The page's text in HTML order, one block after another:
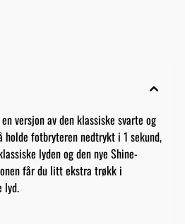
versjon av den klassiske svarte og
holde fotbryteren nedtrykt i 1 sekund,
lyden og den nye Shine-
får du litt ekstra trøkk i
lyd.